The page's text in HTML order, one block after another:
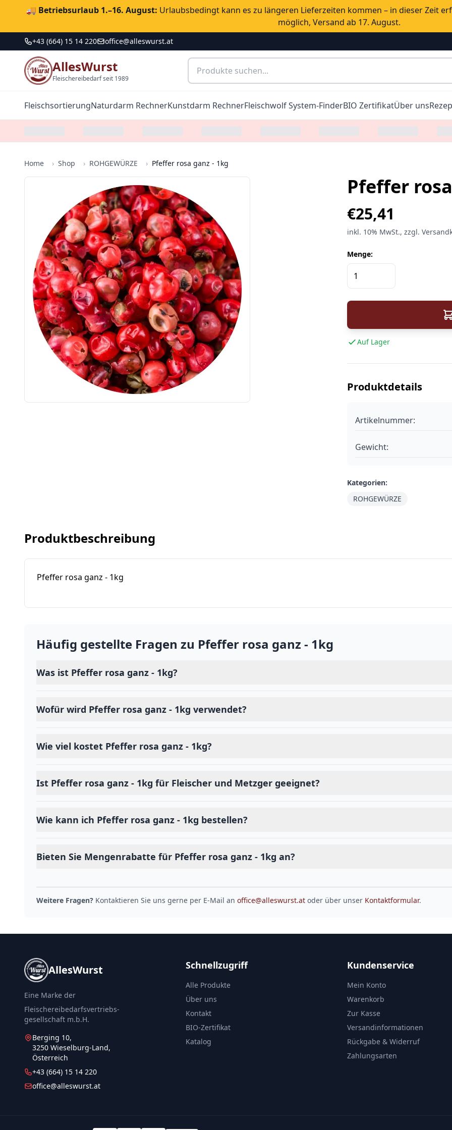
🚚 Betriebsurlaub 1.–16. August: Urlaubsbedingt kann es zu längeren Lieferzeiten kommen – in dieser Zeit
möglich, Versand ab 17. August.
+43 (664) 15 14 220 office@alleswurst.at
AllesWurst
Fleischereibedarf seit 1989
FleischsortierungNaturdarm RechnerKunstdarm RechnerFleischwolf System-FinderBIO ZertifikatÜber uns
Home › Shop › ROHGEWÜRZE › Pfeffer rosa ganz - 1kg
Pfeffer
€25,41
inkl. 10% MwSt., zzgl.
Menge:
Auf Lager
Produktdetails
Artikelnummer:
Gewicht:
Kategorien:
ROHGEWÜRZE
Produktbeschreibung
Pfeffer rosa ganz - 1kg
Häufig gestellte Fragen zu Pfeffer rosa ganz - 1kg
Was ist Pfeffer rosa ganz - 1kg?
Wofür wird Pfeffer rosa ganz - 1kg verwendet?
Wie viel kostet Pfeffer rosa ganz - 1kg?
Ist Pfeffer rosa ganz - 1kg für Fleischer und Metzger geeignet?
Wie kann ich Pfeffer rosa ganz - 1kg bestellen?
Bieten Sie Mengenrabatte für Pfeffer rosa ganz - 1kg an?
Weitere Fragen? Kontaktieren Sie uns gerne per E-Mail an office@alleswurst.at oder über unser Kontaktformular.
AllesWurst
Eine Marke der
Fleischereibedarfsvertriebs-
gesellschaft m.b.H.
Berging 10,
3250 Wieselburg-Land,
Österreich
+43 (664) 15 14 220
office@alleswurst.at
Schnellzugriff
Alle Produkte
Über uns
Kontakt
BIO-Zertifikat
Katalog
Kundenservice
Mein Konto
Warenkorb
Zur Kasse
Versandinformationen
Rückgabe & Widerruf
Zahlungsarten